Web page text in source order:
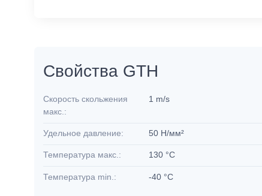
Свойства GTH
Скорость скольжения
макс.:
1 m/s
Удельное давление: 50 Н/мм²
Температура макс.: 130 °C
Температура min.: -40 °C